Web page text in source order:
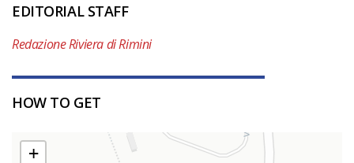
EDITORIAL STAFF
Redazione Riviera di Rimini
HOW TO GET
+